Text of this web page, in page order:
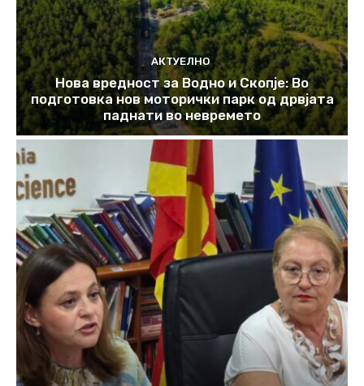
АКТУЕЛНО
Нова вредност за Водно и Скопје: Во
подготовка нов моторички парк од дрвјата
паднати во невремето